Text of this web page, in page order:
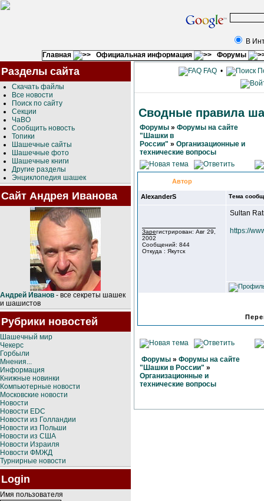
В
Главная
Официальная информация Форумы
Разделы сайта
Скачать файлы
Все новости
Поиск по сайту
Секции
ЧаВО
Сообщить новость
Топики
Шашечные сайты
Шашечные фото
Шашечные книги
Другие разделы
Энциклопедия шашек
Сайт Андрея Иванова
Андрей Иванов - все секреты шашек
и шашистов
Рубрики новостей
Шашечный мир
Чекерс
Горбыли
Мнения...
Информация
Книжные новинки
Компьютерные новости
Московские новости
Новости
Новости EDC
Новости из Голландии
Новости из Польши
Новости из США
Новости Израиля
Новости ФМЖД
Турнирные новости
Login
Имя пользователя
FAQ •
Сводные правила
Форумы » Форумы на сайте
"Шашки в
России" » Организационные и
технические вопросы
Автор
AlexanderS Тема
Зарегистрирован: Авг 29,
2002
Сообщений: 844
Откуда : Якутск
Sultan
https://
Форумы » Форумы на сайте
"Шашки в России" »
Организационные и
технические вопросы